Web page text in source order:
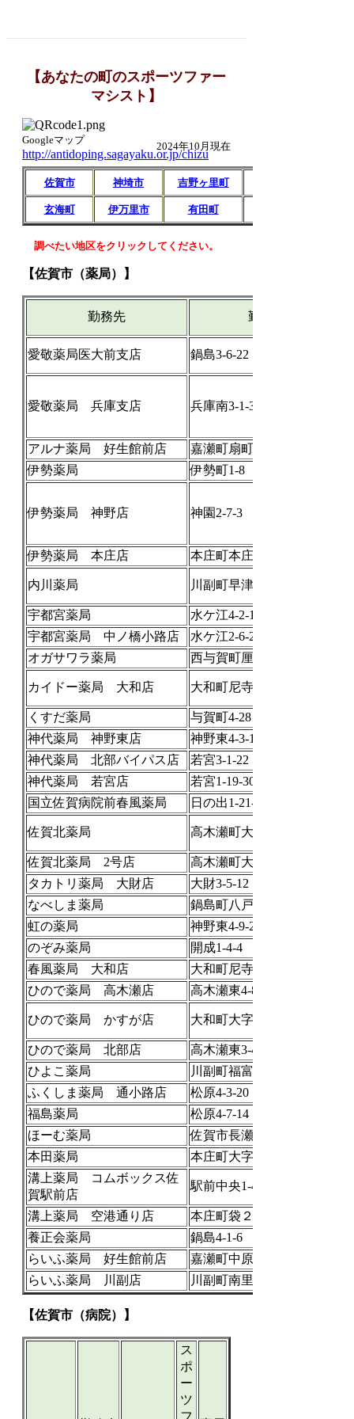
【あなたの町のスポーツファー
マシスト】
Googleマップ
http://antidoping.sagayaku.or.jp/chizu
2024年10月現在
佐賀市 神埼市 吉野ヶ里町
玄海町 伊万里市 有田町
調べたい地区をクリックしてください。
【佐賀市（薬局）】
勤務先 勤務先住所
愛敬薬局医大前支店 鍋島3-6-22
愛敬薬局 兵庫支店 兵庫南3-1-3
アルナ薬局 好生館前店
嘉瀬町扇町2472-1
伊勢薬局
伊勢町1-8
伊勢薬局 神野店 神園2-7-3
伊勢薬局 本庄店 本庄町本庄860-16
内川薬局 川副町早津江117-11
宇都宮薬局
水ケ江4-2-10
宇都宮薬局 中ノ橋小路店
水ケ江2-6-23
オガサワラ薬局
西与賀町厘外1596-23
カイドー薬局 大和店 大和町尼寺2754-6
くすだ薬局
与賀町4-28
神代薬局 神野東店
神野東4-3-15
神代薬局 北部バイパス店
若宮3-1-22
神代薬局 若宮店
若宮1-19-30
国立佐賀病院前春風薬局
日の出1-21-1
佐賀北薬局 高木瀬町大字長瀬1244-2
佐賀北薬局 2号店
高木瀬町大字長瀬1246-2
タカトリ薬局 大財店
大財3-5-12
なべしま薬局
鍋島町八戸溝１６０４－７
虹の薬局
神野東4-9-21
のぞみ薬局
開成1-4-4
春風薬局 大和店
大和町尼寺3429-1
ひので薬局 高木瀬店
高木瀬東4-848-2
ひので薬局 かすが店 大和町大字尼寺2568-1
ひので薬局 北部店
高木瀬東3-4-15
ひよこ薬局
川副町福富866-3
ふくしま薬局 通小路店
松原4-3-20
福島薬局
松原4-7-14
ほーむ薬局
佐賀市長瀬町3-18
本田薬局
本庄町大字本庄1240-10
溝上薬局 コムボックス佐
賀駅前店
駅前中央1-4-17 2F
溝上薬局 空港通り店
本庄町袋２８８－１
養正会薬局
鍋島4-1-6
らいふ薬局 好生館前店
嘉瀬町中原400
らいふ薬局 川副店
川副町南里367-7
【佐賀市（病院）】
ス
ポ
ー
ツ
フ